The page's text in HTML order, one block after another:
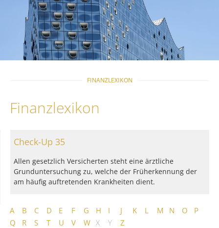
FINANZLEXIKON
Finanzlexikon
A B C D E F G H I J K L M N O
P
Q
R S T U V W X Y Z
Check-Up 35
Allen gesetzlich Versicherten steht eine ärztliche
Grunduntersuchung zu, welche der Früherkennung der
am häufig auftretenden Krankheiten dient.